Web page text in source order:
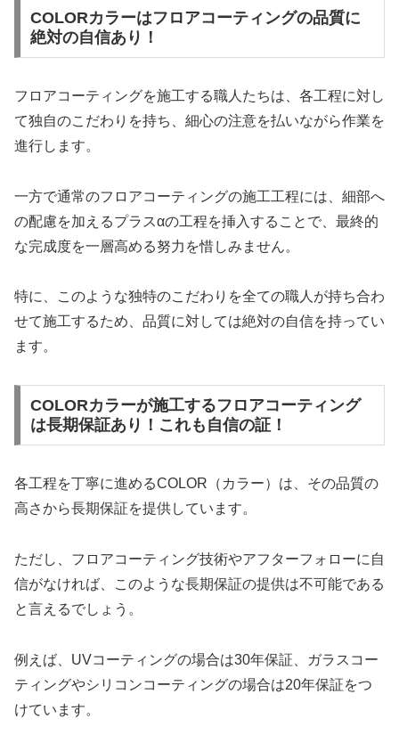
COLORカラーはフロアコーティングの品質に
絶対の自信あり！
フロアコーティングを施工する職人たちは、各工程に対し
て独自のこだわりを持ち、細心の注意を払いながら作業を
進行します。
一方で通常のフロアコーティングの施工工程には、細部へ
の配慮を加えるプラスαの工程を挿入することで、最終的
な完成度を一層高める努力を惜しみません。
特に、このような独特のこだわりを全ての職人が持ち合わ
せて施工するため、品質に対しては絶対の自信を持ってい
ます。
COLORカラーが施工するフロアコーティング
は長期保証あり！これも自信の証！
各工程を丁寧に進めるCOLOR（カラー）は、その品質の
高さから長期保証を提供しています。
ただし、フロアコーティング技術やアフターフォローに自
信がなければ、このような長期保証の提供は不可能である
と言えるでしょう。
例えば、UVコーティングの場合は30年保証、ガラスコー
ティングやシリコンコーティングの場合は20年保証をつ
けています。